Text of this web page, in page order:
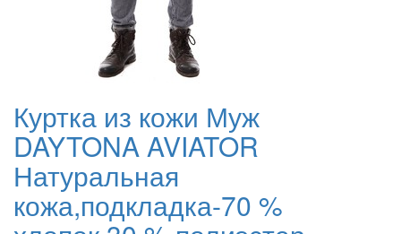
Куртка из кожи Муж
DAYTONA AVIATOR
Натуральная
кожа,подкладка-70 %